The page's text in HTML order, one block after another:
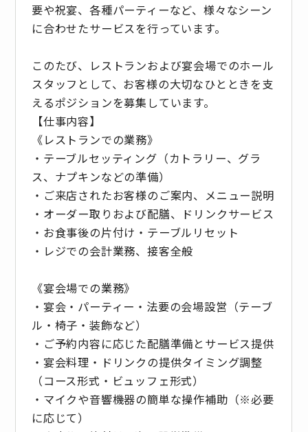
要や祝宴、各種パーティーなど、様々なシーン
に合わせたサービスを行っています。
このたび、レストランおよび宴会場でのホール
スタッフとして、お客様の大切なひとときを支
えるポジションを募集しています。
【仕事内容】
《レストランでの業務》
・テーブルセッティング（カトラリー、グラ
ス、ナプキンなどの準備）
・ご来店されたお客様のご案内、メニュー説明
・オーダー取りおよび配膳、ドリンクサービス
・お食事後の片付け・テーブルリセット
・レジでの会計業務、接客全般
《宴会場での業務》
・宴会・パーティー・法要の会場設営（テーブ
ル・椅子・装飾など）
・ご予約内容に応じた配膳準備とサービス提供
・宴会料理・ドリンクの提供タイミング調整
（コース形式・ビュッフェ形式）
・マイクや音響機器の簡単な操作補助（※必要
に応じて）